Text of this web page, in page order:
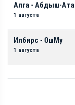
Алга - Абдыш-Ата
1 августа
Илбирс - ОшМу
1 августа